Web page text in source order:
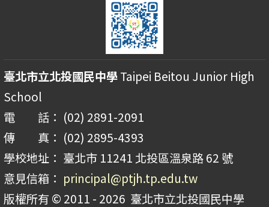
臺北市立北投國民中學Taipei Beitou Junior High
School
電 話： (02) 2891-2091
傳 真： (02) 2895-4393
學校地址： 臺北市 11241 北投區溫泉路 62 號
意見信箱： principal@ptjh.tp.edu.tw
版權所有 © 2011 - 2026 臺北市立北投國民中學